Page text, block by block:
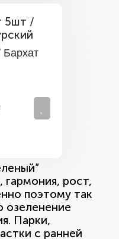
Бархат
гармония, рост,
поэтому так
озеленение
Парки,
с ранней